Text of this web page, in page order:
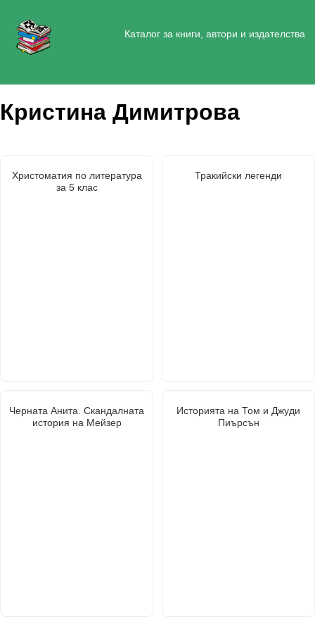
Каталог за книги, автори и издателства
Кристина Димитрова
Христоматия по литература
за 5 клас
Тракийски легенди
Черната Анита. Скандалната
история на Мейзер
Историята на Том и Джуди
Пиърсън